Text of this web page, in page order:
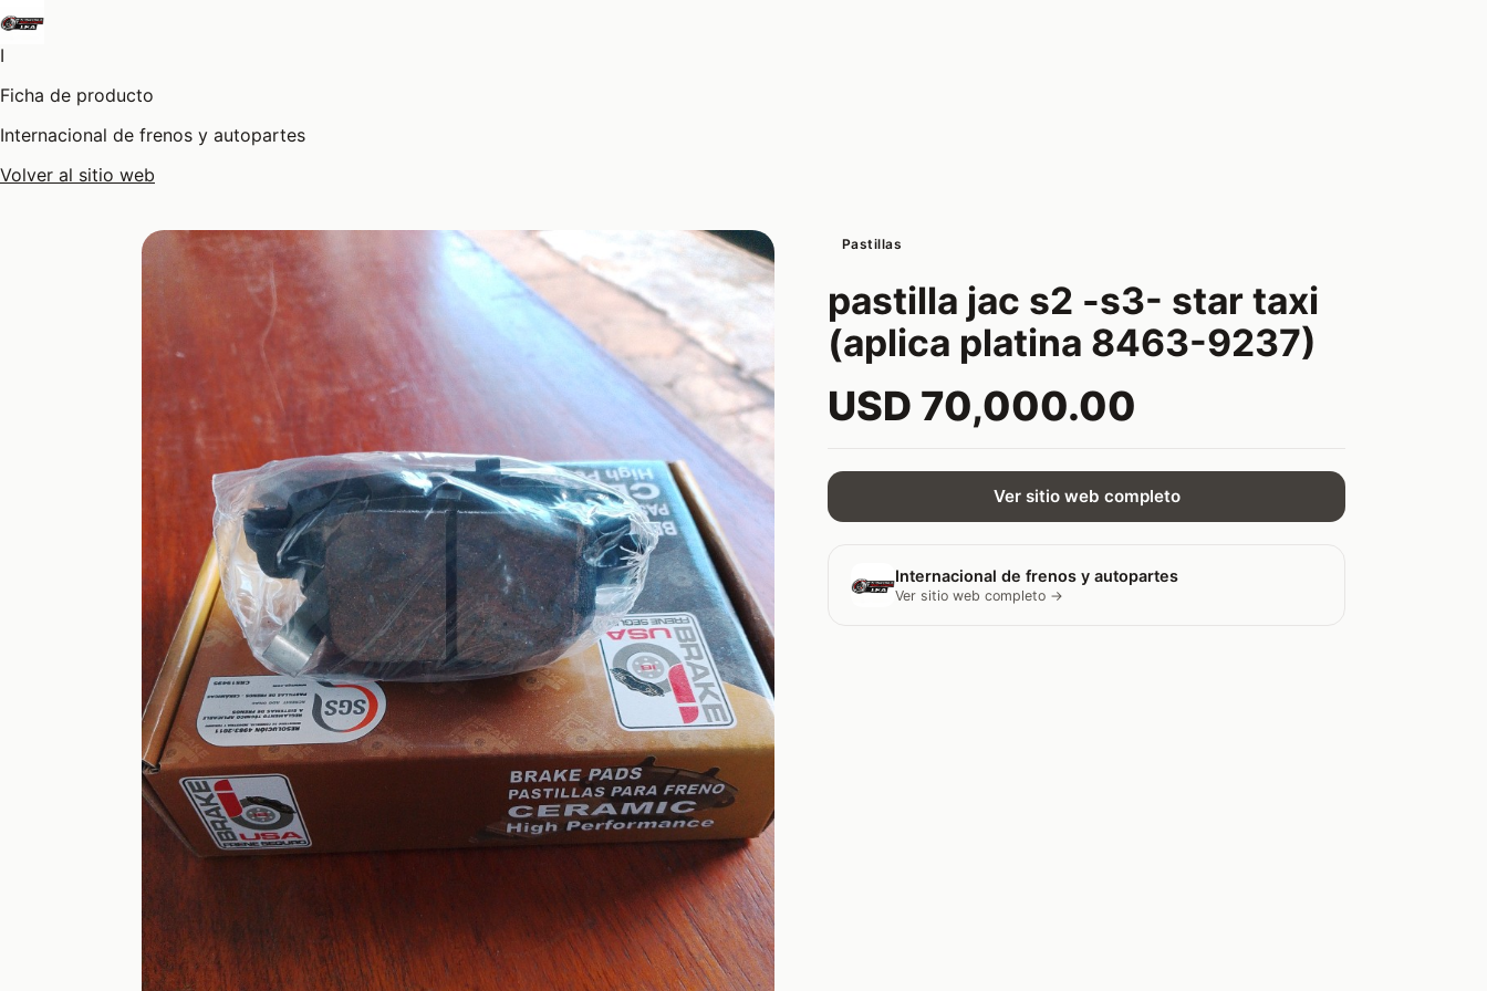
I
Ficha de producto
Internacional de frenos y autopartes
Volver al sitio web
Pastillas
pastilla jac s2 -s3- star taxi
(aplica platina 8463-9237)
USD 70,000.00
Ver sitio web completo
Internacional de frenos y autopartes
Ver sitio web completo →